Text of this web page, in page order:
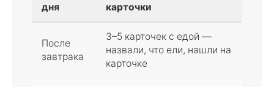
дня
карточки
После
завтрака
3–5 карточек с едой —
назвали, что ели, нашли на
карточке